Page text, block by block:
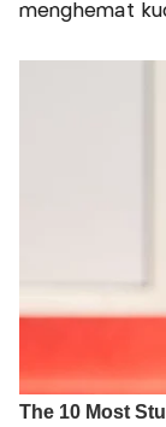
menghemat